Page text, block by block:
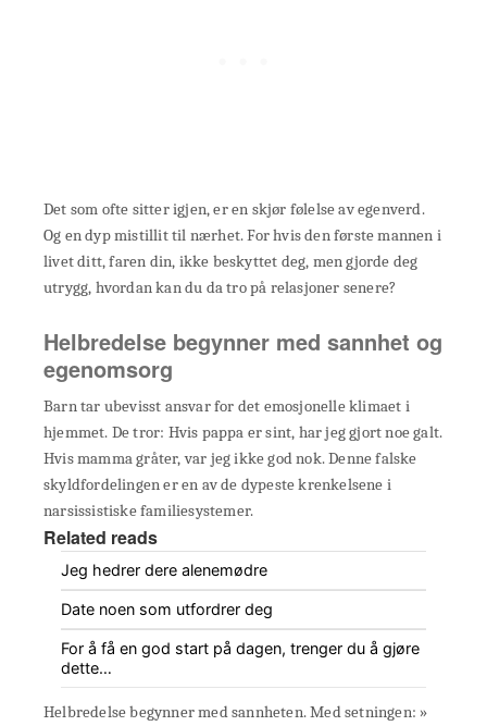
Det som ofte sitter igjen, er en skjør følelse av egenverd.
Og en dyp mistillit til nærhet. For hvis den første mannen i
livet ditt, faren din, ikke beskyttet deg, men gjorde deg
utrygg, hvordan kan du da tro på relasjoner senere?
Helbredelse begynner med sannhet og
egenomsorg
Barn tar ubevisst ansvar for det emosjonelle klimaet i
hjemmet. De tror: Hvis pappa er sint, har jeg gjort noe galt.
Hvis mamma gråter, var jeg ikke god nok. Denne falske
skyldfordelingen er en av de dypeste krenkelsene i
narsissistiske familiesystemer.
Related reads
Jeg hedrer dere alenemødre
Date noen som utfordrer deg
For å få en god start på dagen, trenger du å gjøre
dette…
Helbredelse begynner med sannheten. Med setningen: »